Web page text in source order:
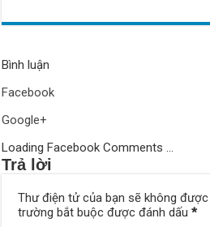
Bình luận
Facebook
Google+
Loading Facebook Comments ...
Trả lời
Thư điện tử của bạn sẽ không
trường bắt buộc được đánh dấu*